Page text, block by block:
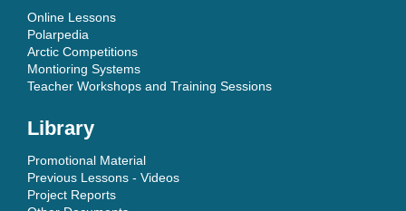
Online Lessons
Polarpedia
Arctic Competitions
Montioring Systems
Teacher Workshops and Training Sessions
Library
Promotional Material
Previous Lessons - Videos
Project Reports